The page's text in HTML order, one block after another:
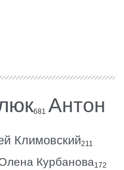
681 Антон
Климовский211
Курбанова172